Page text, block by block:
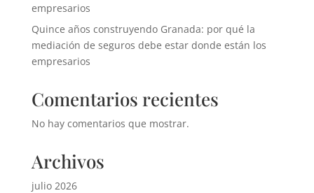
empresarios
Quince años construyendo Granada: por qué la
mediación de seguros debe estar donde están los
empresarios
Comentarios recientes
No hay comentarios que mostrar.
Archivos
julio 2026